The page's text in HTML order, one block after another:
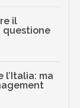
il
questione
l’Italia: ma